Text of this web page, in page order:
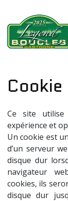
Cookie
Ce site utilise
expérience et
Un cookie est
d’un serveur
disque dur
navigateur
cookies, ils
disque dur